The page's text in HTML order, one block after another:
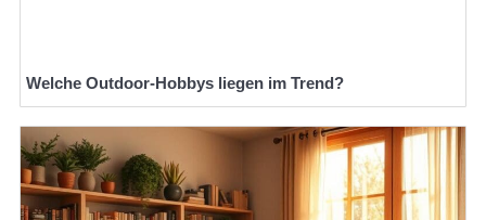
Welche Outdoor-Hobbys liegen im Trend?